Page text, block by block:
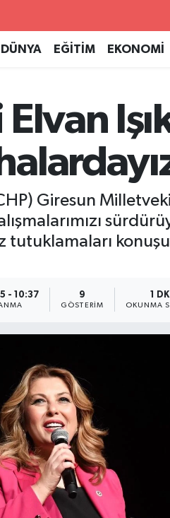
DÜNYA EĞİTİM EKONOMİ
Giresun
tutuklamaları
- 10:37 9
GÖSTERIM
1 DK
OKUNMA